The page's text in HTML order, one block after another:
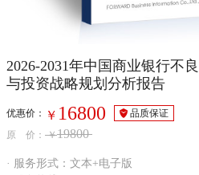
2026-2031年中国商业银行不
与投资战略规划分析报告
优惠价： ￥ 16800
品质保证
原 价： ￥19800
· 服务形式：文本+电子版